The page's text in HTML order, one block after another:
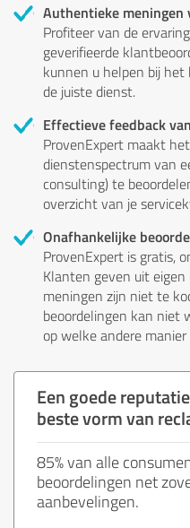
Authentieke meningen
Profiteer van de
geverifieerde
kunnen u helpen bij
de juiste dienst.
Effectieve feedback
ProvenExpert maakt
dienstenspectrum van
consulting) te
overzicht van je
Onafhankelijke
ProvenExpert is gratis,
Klanten geven uit
meningen zijn niet te
beoordelingen kan niet
op welke andere manier
Een goede
beste vorm van
85% van alle
beoordelingen net
aanbevelingen.